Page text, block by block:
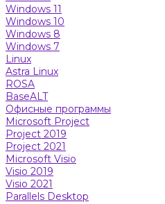
Windows 11
Windows 10
Windows 8
Windows 7
Linux
Astra Linux
ROSA
BaseALT
Офисные программы
Microsoft Project
Project 2019
Project 2021
Microsoft Visio
Visio 2019
Visio 2021
Parallels Desktop